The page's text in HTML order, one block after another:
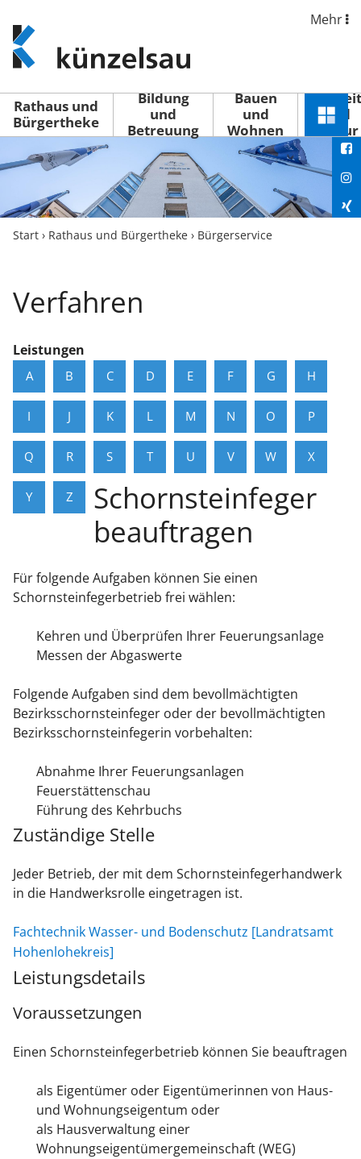
www.kuenzelsau.de
(zur
Startseite)
Mehr
Rathaus und
Bürgertheke
Bildung
und
Betreuung
Bauen
und
Wohnen
Freizeit
und
Kultur
Menü
Start › Rathaus und Bürgertheke › Bürgerservice
Verfahren
Leistungen
A B C D E F G H
I J K L M N O P
Q R S T U V W X
Y Z
Schornsteinfeger
beauftragen
Für folgende Aufgaben können Sie einen
Schornsteinfegerbetrieb frei wählen:
Kehren und Überprüfen Ihrer Feuerungsanlage
Messen der Abgaswerte
Folgende Aufgaben sind dem bevollmächtigten
Bezirksschornsteinfeger oder der bevollmächtigten
Bezirksschornsteinfegerin vorbehalten:
Abnahme Ihrer Feuerungsanlagen
Feuerstättenschau
Führung des Kehrbuchs
Zuständige Stelle
Jeder Betrieb, der mit dem Schornsteinfegerhandwerk
in die Handwerksrolle eingetragen ist.
Fachtechnik Wasser- und Bodenschutz [Landratsamt
Hohenlohekreis]
Leistungsdetails
Voraussetzungen
Einen Schornsteinfegerbetrieb können Sie beauftragen
als Eigentümer oder Eigentümerinnen von Haus-
und Wohnungseigentum oder
als Hausverwaltung einer
Wohnungseigentümergemeinschaft (WEG)